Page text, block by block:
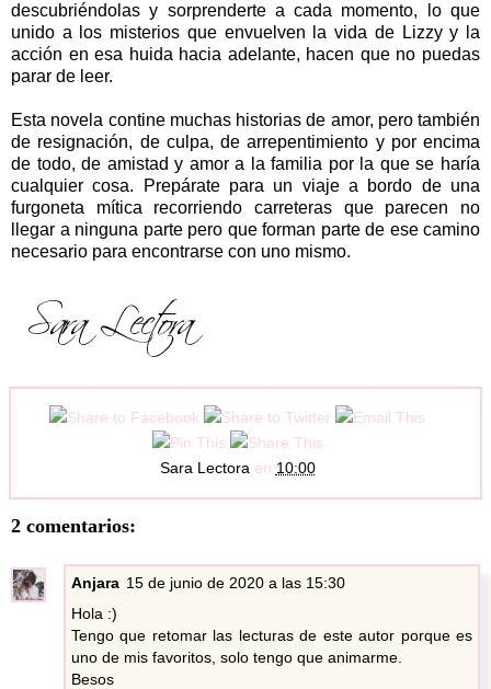
descubriéndolas y sorprenderte a cada momento, lo que
unido a los misterios que envuelven la vida de Lizzy y la
acción en esa huida hacia adelante, hacen que no puedas
parar de leer.
Esta novela contine muchas historias de amor, pero también
de resignación, de culpa, de arrepentimiento y por encima
de todo, de amistad y amor a la familia por la que se haría
cualquier cosa. Prepárate para un viaje a bordo de una
furgoneta mítica recorriendo carreteras que parecen no
llegar a ninguna parte pero que forman parte de ese camino
necesario para encontrarse con uno mismo.
Sara Lectora en 10:00
2 comentarios:
Anjara 15 de junio de 2020 a las 15:30
Hola :)
Tengo que retomar las lecturas de este autor porque es
uno de mis favoritos, solo tengo que animarme.
Besos